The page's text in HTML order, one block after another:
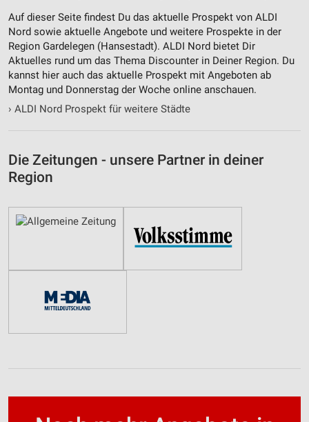
Auf dieser Seite findest Du das aktuelle Prospekt von ALDI
Nord sowie aktuelle Angebote und weitere Prospekte in der
Region Gardelegen (Hansestadt). ALDI Nord bietet Dir
Aktuelles rund um das Thema Discounter in Deiner Region. Du
kannst hier auch das aktuelle Prospekt mit Angeboten ab
Montag und Donnerstag der Woche online anschauen.
› ALDI Nord Prospekt für weitere Städte
Die Zeitungen - unsere Partner in deiner
Region